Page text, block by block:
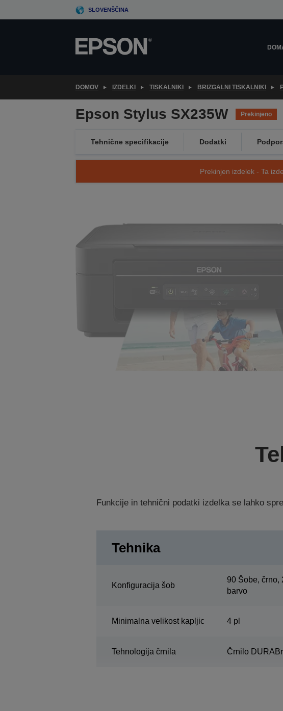
to
SLOVENŠČINA
DOMOV IZDELKI TISKALNIKI BRIZGALNI TISKALNIKI
Epson Stylus SX235W Prekinjeno
Tehnične specifikacije Dodatki
Prekinjen izdelek - Ta
Funkcije in tehnični podatki izdelka se lahko
Tehnika
Konfiguracija šob
90 Šobe, črno,
barvo
Minimalna velikost kapljic 4 pl
Tehnologija črnila Črnilo